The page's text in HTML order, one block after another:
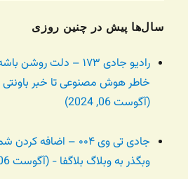
سال‌ها پیش در چنین روزی
رادیو جادی ۱۷۳ – دلت
خاطر هوش مصنوعی تا خبر باونتی
(آگوست 06, 2024)
جادی تی وی ۰۰۴ –
وبگذر به وبلاگ بلاگفا - (آگوست 06, 2014)